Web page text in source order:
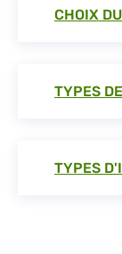
CHOIX
TYPES
TYPES